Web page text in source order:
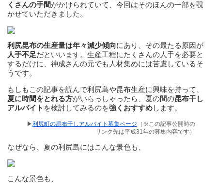
くさんの手間がかけられていて、今回はそのほんの一部を覗
かせていただきました。
利尻昆布の生産量は年々減少傾向にあり、その最たる原因が
人手不足だといいます。生産工程にたくさんの人手を必要と
するだけに、神成さんの元でも人材集めには苦慮しているそ
うです。
もしもこの記事を読んで利尻島や昆布生産に興味を持って、
夏に時間をとれる方がいらっしゃったら、夏の間の昆布干し
アルバイト を検討してみるのを強くおすすめします。
▶利尻町の昆布干しアルバイト募集ページ （※この記事公開時の
リンク先は平成31年の募集内容です）
なぜなら、夏の利尻島にはこんな景色も、
こんな景色も、